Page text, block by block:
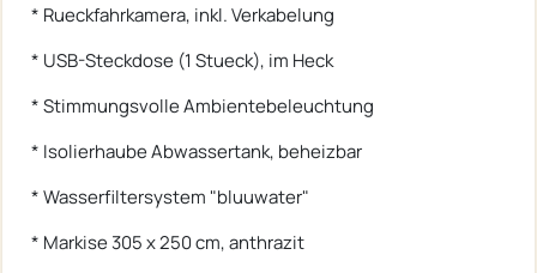
* Rueckfahrkamera, inkl. Verkabelung
* USB-Steckdose (1 Stueck), im Heck
* Stimmungsvolle Ambientebeleuchtung
* Isolierhaube Abwassertank, beheizbar
* Wasserfiltersystem "bluuwater"
* Markise 305 x 250 cm, anthrazit